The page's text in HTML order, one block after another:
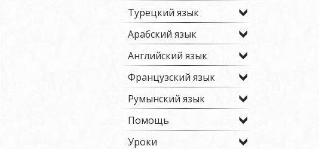
Турецкий язык
Арабский язык
Английский язык
Французский язык
Румынский язык
Помощь
Уроки